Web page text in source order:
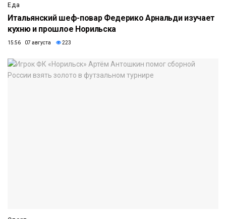
Еда
Итальянский шеф-повар Федерико Арнальди изучает
кухню и прошлое Норильска
15:56 07 августа 223